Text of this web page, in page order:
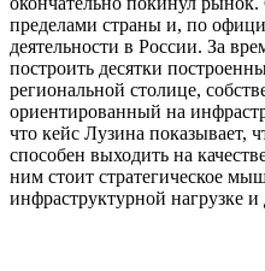
пределами страны и, по
деятельности в России. За
построить десятки
региональной столице,
ориентированный на
что кейс Лузина показывает,
способен выходить на
ним стоит стратегическое
инфраструктурной нагрузке